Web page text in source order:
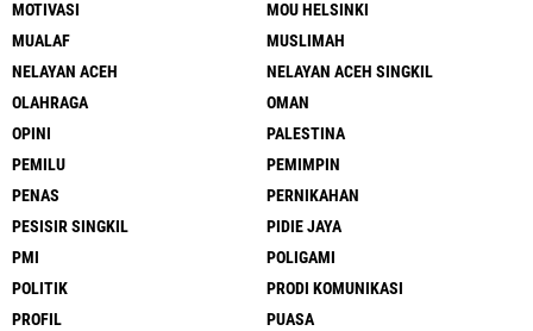
MOTIVASI
MOU HELSINKI
MUALAF
MUSLIMAH
NELAYAN ACEH
NELAYAN ACEH SINGKIL
OLAHRAGA
OMAN
OPINI
PALESTINA
PEMILU
PEMIMPIN
PENAS
PERNIKAHAN
PESISIR SINGKIL
PIDIE JAYA
PMI
POLIGAMI
POLITIK
PRODI KOMUNIKASI
PROFIL
PUASA